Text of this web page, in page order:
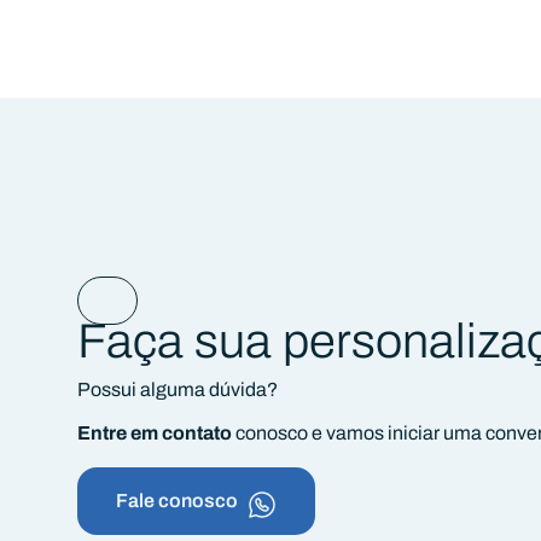
Faça sua
Possui alguma dúvida?
Entre em contatoconosco e vamos iniciar uma
Fale conosco